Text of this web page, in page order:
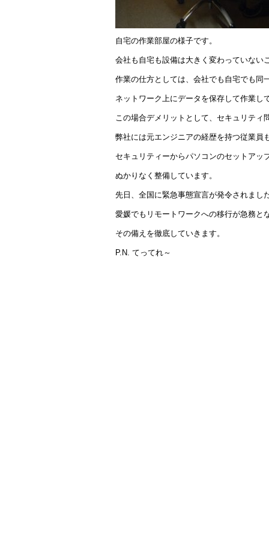
自宅の作業部屋の様子です。
会社も自宅も設備は大きく変わっていない
作業の仕方としては、会社でも自宅でも同
ネットワーク上にデータを保存して作業し
この場合デメリットとして、セキュリティ
弊社には元エンジニアの経歴を持つ従業員
セキュリティーからパソコンのセットアッ
ぬかりなく整備しています。
先日、全国に緊急事態宣言が発令されまし
愛媛でもリモートワークへの移行が急務と
その備えを徹底していきます。
P.N. てってれ～